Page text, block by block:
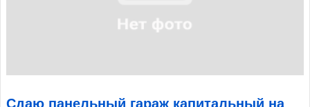
Сдаю панельный гараж капитальный на